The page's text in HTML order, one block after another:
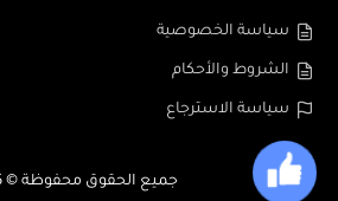
سياسة الخصوصية
الشروط والأحكام
سياسة الاسترجاع
جميع الحقوق محفوظة © 2025